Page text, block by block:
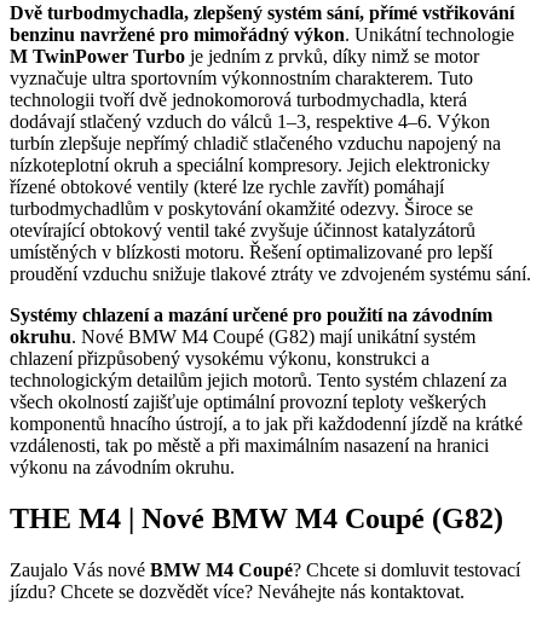
Dvě turbodmychadla, zlepšený systém sání, přímé vstřikování
benzinu navržené pro mimořádný výkon. Unikátní technologie
M TwinPower Turbo je jedním z prvků, díky nimž se motor
vyznačuje ultra sportovním výkonnostním charakterem. Tuto
technologii tvoří dvě jednokomorová turbodmychadla, která
dodávají stlačený vzduch do válců 1–3, respektive 4–6. Výkon
turbín zlepšuje nepřímý chladič stlačeného vzduchu napojený na
nízkoteplotní okruh a speciální kompresory. Jejich elektronicky
řízené obtokové ventily (které lze rychle zavřít) pomáhají
turbodmychadlům v poskytování okamžité odezvy. Široce se
otevírající obtokový ventil také zvyšuje účinnost katalyzátorů
umístěných v blízkosti motoru. Řešení optimalizované pro lepší
proudění vzduchu snižuje tlakové ztráty ve zdvojeném systému sání.
Systémy chlazení a mazání určené pro použití na závodním
okruhu. Nové BMW M4 Coupé (G82) mají unikátní systém
chlazení přizpůsobený vysokému výkonu, konstrukci a
technologickým detailům jejich motorů. Tento systém chlazení za
všech okolností zajišťuje optimální provozní teploty veškerých
komponentů hnacího ústrojí, a to jak při každodenní jízdě na krátké
vzdálenosti, tak po městě a při maximálním nasazení na hranici
výkonu na závodním okruhu.
THE M4 | Nové BMW M4 Coupé (G82)
Zaujalo Vás nové BMW M4 Coupé? Chcete si domluvit testovací
jízdu? Chcete se dozvědět více? Neváhejte nás kontaktovat.